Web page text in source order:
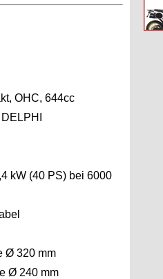
OHC, 644cc
kW (40 PS) bei 6000
Ø 320 mm
Ø 240 mm